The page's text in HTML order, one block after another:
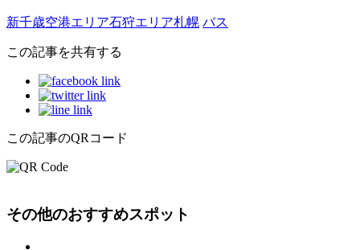
新千歳空港エリア石狩エリア札幌 バス
この記事を共有する
この記事のQRコード
その他のおすすめスポット